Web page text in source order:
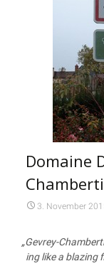
Domaine
3. November
„Gevrey-
ing like a bla­zing